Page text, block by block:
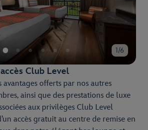
1/6
Club Level
avantages offerts par nos autres
ainsi que des prestations de luxe
aux privilèges Club Level
accès gratuit au centre de remise en